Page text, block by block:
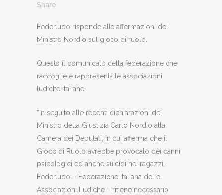
Share
Federludo risponde alle affermazioni del
Ministro Nordio sul gioco di ruolo.
Questo il comunicato della federazione che
raccoglie e rappresenta le associazioni
ludiche italiane.
“In seguito alle recenti dichiarazioni del
Ministro della Giustizia Carlo Nordio alla
Camera dei Deputati, in cui afferma che il
Gioco di Ruolo avrebbe provocato dei danni
psicologici ed anche suicidi nei ragazzi,
Federludo – Federazione Italiana delle
Associazioni Ludiche – ritiene necessario